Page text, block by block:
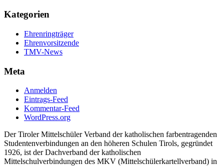
Kategorien
Ehrenringträger
Ehrenvorsitzende
TMV-News
Meta
Anmelden
Eintrags-Feed
Kommentar-Feed
WordPress.org
Der Tiroler Mittelschüler Verband der katholischen farbentragenden
Studentenverbindungen an den höheren Schulen Tirols, gegründet
1926, ist der Dachverband der katholischen
Mittelschulverbindungen des MKV (Mittelschülerkartellverband) in